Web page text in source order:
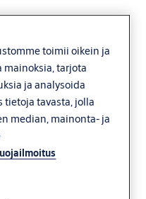
toimii oikein ja
mainoksia, tarjota
ja analysoida
tietoja tavasta, jolla
median, mainonta- ja